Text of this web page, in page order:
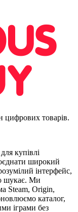
цифрових товарів.
купівлі
широкий
інтерфейс,
шукає. Ми
Steam, Origin,
каталог,
іграми без